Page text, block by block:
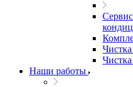
Наши работы